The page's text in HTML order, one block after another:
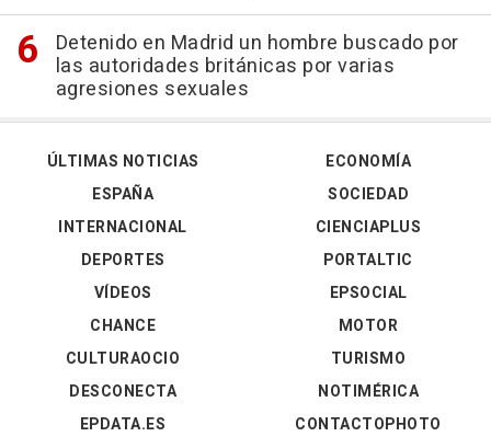
Detenido en Madrid un hombre buscado por
las autoridades británicas por varias
agresiones sexuales
ÚLTIMAS NOTICIAS
ESPAÑA
INTERNACIONAL
DEPORTES
VÍDEOS
ECONOMÍA
SOCIEDAD
CIENCIAPLUS
PORTALTIC
EPSOCIAL
CHANCE
CULTURAOCIO
DESCONECTA
EPDATA.ES
MOTOR
TURISMO
NOTIMÉRICA
CONTACTOPHOTO